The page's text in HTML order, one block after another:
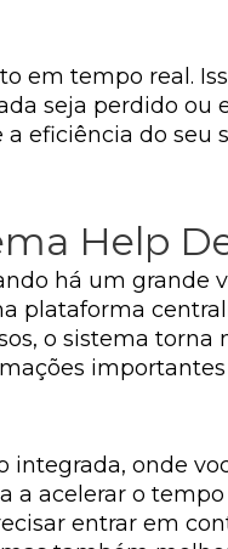
em tempo real.
seja perdido ou
eficiência do seu
Help
há um grande
plataforma
o sistema torna
integrada, onde
a acelerar o
entrar em